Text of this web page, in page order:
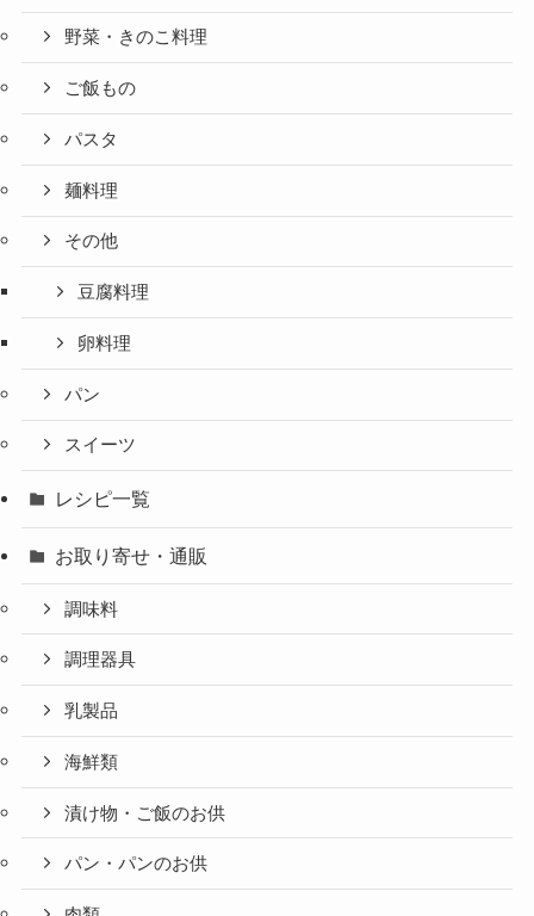
野菜・きのこ料理
ご飯もの
パスタ
麺料理
その他
豆腐料理
卵料理
パン
スイーツ
レシピ一覧
お取り寄せ・通販
調味料
調理器具
乳製品
海鮮類
漬け物・ご飯のお供
パン・パンのお供